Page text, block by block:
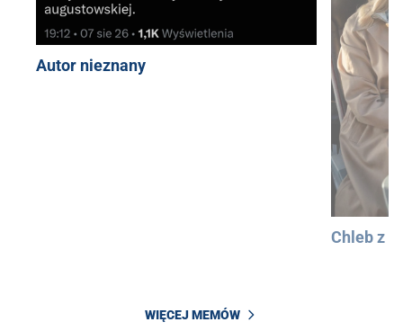
Autor nieznany
Chleb z
WIĘCEJ MEMÓW